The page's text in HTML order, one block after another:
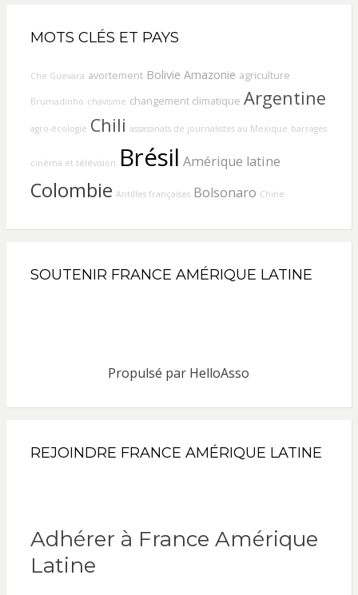
MOTS CLÉS ET PAYS
Che Guevara avortement Bolivie Amazonie agriculture
Brumadinho chavisme changement climatique Argentine
agro-écologie Chili assassinats de journalistes au Mexique barrages
cinéma et télévision Brésil Amérique latine
Colombie Antilles françaises Bolsonaro Chine
SOUTENIR FRANCE AMÉRIQUE LATINE
Propulsé par HelloAsso
REJOINDRE FRANCE AMÉRIQUE LATINE
Adhérer à France Amérique
Latine